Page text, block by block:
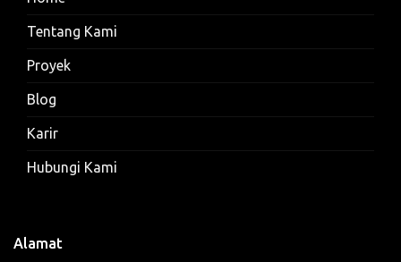
Tentang Kami
Proyek
Blog
Karir
Hubungi Kami
Alamat